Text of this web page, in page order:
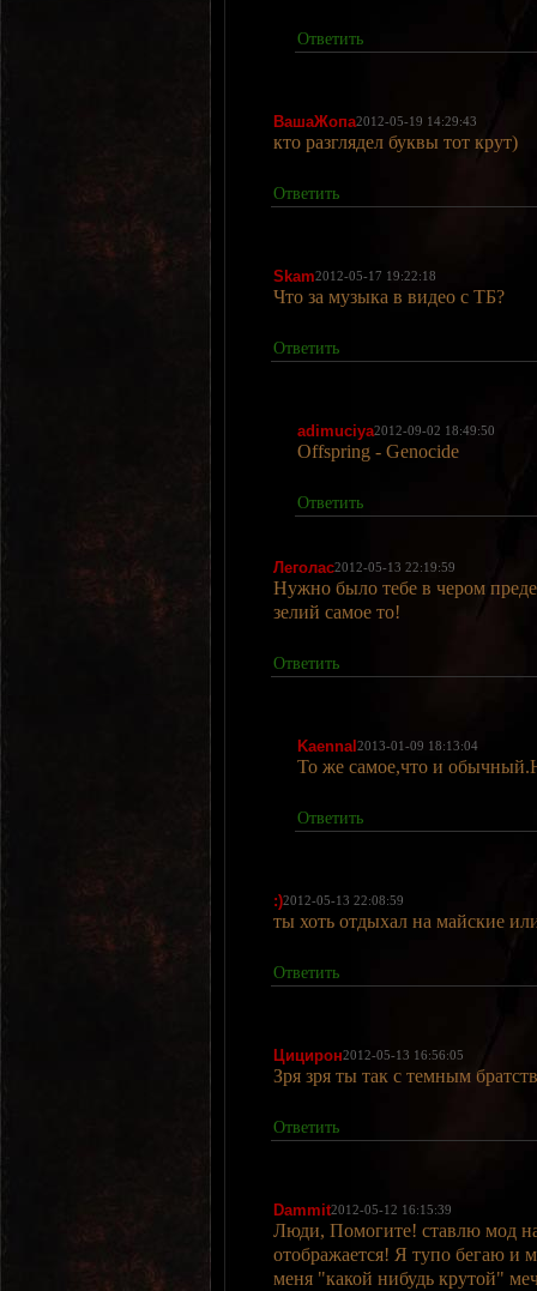
Ответить
ВашаЖопа2012-05-19 14:29:43
кто разглядел буквы тот крут)
Ответить
Skam2012-05-17 19:22:18
Что за музыка в видео с ТБ?
Ответить
adimuciya2012-09-02 18:49:50
Offspring - Genocide
Ответить
Леголас2012-05-13 22:19:59
Нужно было тебе в чером
зелий самое то!
Ответить
Kaennal2013-01-09 18:13:04
То же самое,что и
Ответить
:)2012-05-13 22:08:59
ты хоть отдыхал на майские
Ответить
Цицирон2012-05-13 16:56:05
Зря зря ты так с темным
Ответить
Dammit2012-05-12 16:15:39
Люди, Помогите! ставлю мод
отображается! Я тупо бегаю и
меня "какой нибудь крутой"